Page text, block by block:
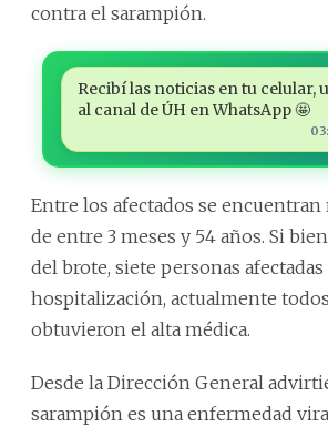
contra el sarampión.
Recibí las noticias en tu celular,
al canal de ÚH en WhatsApp 🤩
Entre los afectados se
de entre 3 meses y 54 años. Si
del brote, siete personas
hospitalización, actualmente
obtuvieron el alta médica.
Desde la Dirección General
sarampión es una enfermedad